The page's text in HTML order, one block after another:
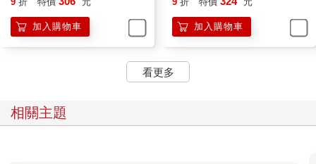
加入購物車 加入購物車
看更多
相關主題